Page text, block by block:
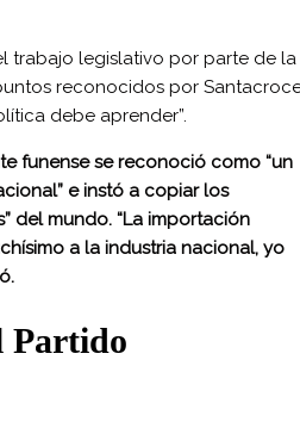
trabajo legislativo por parte de la
reconocidos por
debe aprender”.
funense se reconoció como “un
e instó a copiar los
del mundo. “La importación
a la industria nacional, yo
Partido